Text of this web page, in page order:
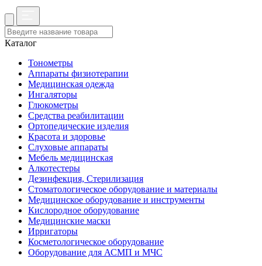
Каталог
Тонометры
Аппараты физиотерапии
Медицинская одежда
Ингаляторы
Глюкометры
Средства реабилитации
Ортопедические изделия
Красота и здоровье
Слуховые аппараты
Мебель медицинская
Алкотестеры
Дезинфекция, Стерилизация
Стоматологическое оборудование и материалы
Медицинское оборудование и инструменты
Кислородное оборудование
Медицинские маски
Ирригаторы
Косметологическое оборудование
Оборудование для АСМП и МЧС